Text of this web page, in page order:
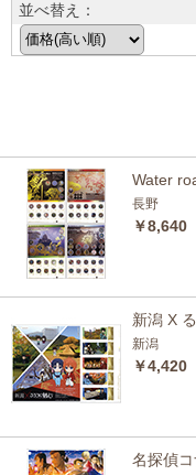
並べ替え：
Water
長野
￥8,640
新潟 X
新潟
￥4,420
名探偵